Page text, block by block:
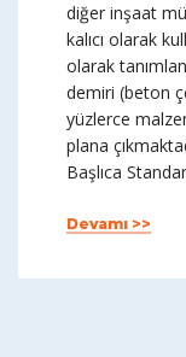
diğer inşaat
kalıcı olarak
olarak
demiri (beton
yüzlerce
plana
Başlıca
Devamı >>